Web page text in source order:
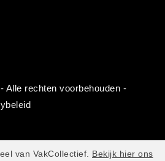
- Alle rechten voorbehouden -
van VakCollectief. Bekijk hier ons